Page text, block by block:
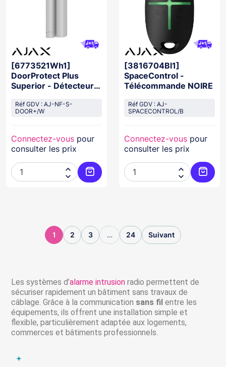
[6773521Wh1]
DoorProtect Plus
Superior - Détecteur
NFA2P
Réf GDV : AJ-NF-S-
DOOR+/W
Connectez-vous pour
consulter les prix


Ajouter au panier
[3816704Bl1]
SpaceControl -
Télécommande NOIRE
Réf GDV : AJ-
SPACECONTROL/B
Connectez-vous pour
consulter les prix


1 2 3 … 24 Suivant
Les systèmes d’alarme intrusion radio permettent de
sécuriser rapidement un bâtiment sans travaux de
câblage. Grâce à la communication sans fil entre les
équipements, ils offrent une installation simple et
flexible, particulièrement adaptée aux logements,
commerces et bâtiments professionnels.
+